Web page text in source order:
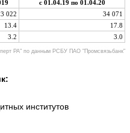
с 01.04.19 по 01.04.20
022
34 071
13.4
17.8
3.2 3.0
РА" по данным РСБУ ПАО "Промсвязьбанк"
институтов